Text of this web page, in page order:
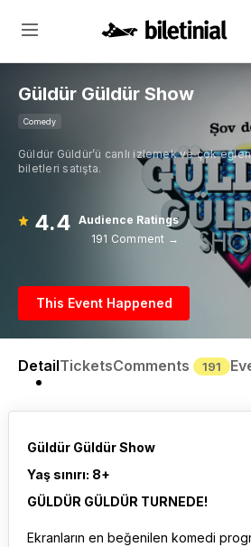
Güldür Güldür Show
Comedy
Güldür Güldür’ü canlı izlemek ve çok
biletleri satışta.
4.4 Audience Ratings
191 Comment →
This Event Happened
DetailTicketsComments 191
Güldür Güldür Show
Yaş sınırı: 8+
GÜLDÜR GÜLDÜR TURNEDE!
Ekranların en beğenilen komedi